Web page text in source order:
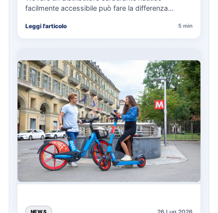
facilmente accessibile può fare la differenza
soprattutto…
Leggi l'articolo 5 min
NEWS